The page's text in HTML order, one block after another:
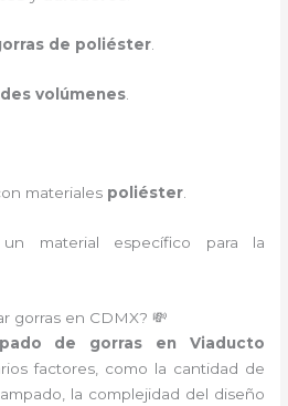
de poliéster.
volúmenes.
materiales poliéster.
material específico para la
gorras en CDMX? 💸
de gorras en Viaducto
factores, como la cantidad de
la complejidad del diseño